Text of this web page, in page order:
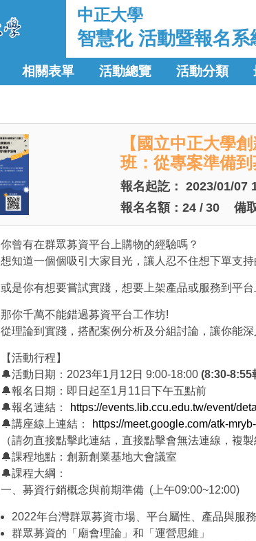
中正大學
智慧化 活動暨報名系
相關表單 活動總覽 活動分類
【國立中正大學
班：從專案準備
報名起訖：2023/01/07
報名名額：24 / 30 備
你曾有在群眾募資平台上購物的經驗嗎？
想知道一個個吸引大家目光，讓人忍不住想下單支
或是你有想要嘗試實踐，想要上架產品或服務到平台
那你千萬不能錯過募資平台工作坊!
從理論到實踐，搭配案例分析及分組討論，讓你能
【活動行程】
🔔活動日期：2023年1月12日 9:00-18:00 (8:30-8:55
🔔報名日期：即日起至1月11日下午五點前
🔔報名連結：
https://events.lib.ccu.edu.tw/event/
🔔講座線上連結：
https://meet.google.com/atk-
（請勿直接點擊此連結，直接點擊會無法連線，複
🔔課程地點：創新創業基地大會議室
🔔課程大綱：
一、募資行銷概念與前期準備 (上午09:00~12:00)
2022年台灣群眾募資市場、平台屬性、產品與服
群眾募資的「廟會理論」和「運營思維」